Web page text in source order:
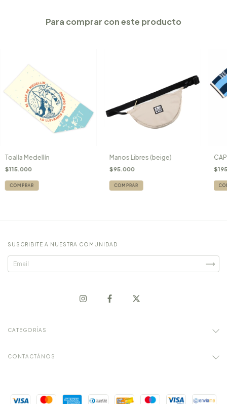
Para comprar con este producto
Toalla Medellín
$115.000
Manos Libres (beige)
$95.000
SUSCRIBITE A NUESTRA COMUNIDAD
CATEGORÍAS
CONTACTÁNOS